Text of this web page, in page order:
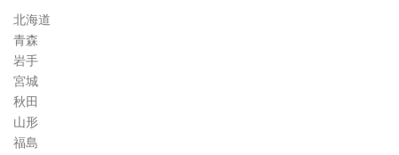
コ
ラ
ム
北海道
青森
岩手
宮城
秋田
山形
福島